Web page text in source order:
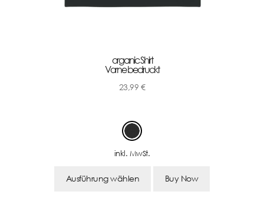
organic Shirt
Vorne bedruckt
23,99 €
inkl. MwSt.
Ausführung wählen Buy Now